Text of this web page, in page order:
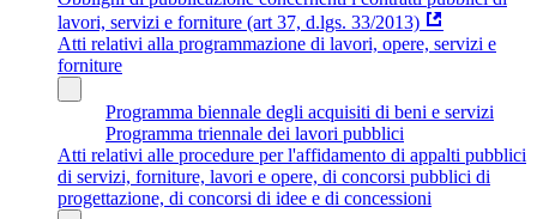
lavori, servizi e forniture (art 37, d.lgs. 33/2013)
Atti relativi alla programmazione di lavori, opere, servizi e
forniture
Programma biennale degli acquisiti di beni e servizi
Programma triennale dei lavori pubblici
Atti relativi alle procedure per l'affidamento di appalti pubblici
di servizi, forniture, lavori e opere, di concorsi pubblici di
progettazione, di concorsi di idee e di concessioni